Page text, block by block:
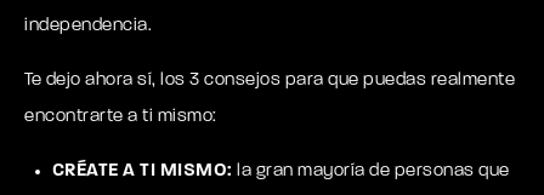
independencia.
Te dejo ahora sí, los 3 consejos para que puedas realmente
encontrarte a ti mismo:
CRÉATE A TI MISMO: la gran mayoría de personas que